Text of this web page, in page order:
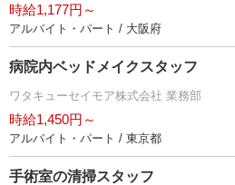
時給1,177円～
アルバイト・パート / 大阪府
病院内ベッドメイクスタッフ
ワタキューセイモア株式会社 業務部
時給1,450円～
アルバイト・パート / 東京都
手術室の清掃スタッフ